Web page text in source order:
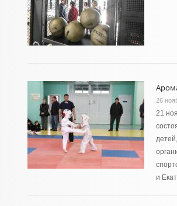
26
21
и